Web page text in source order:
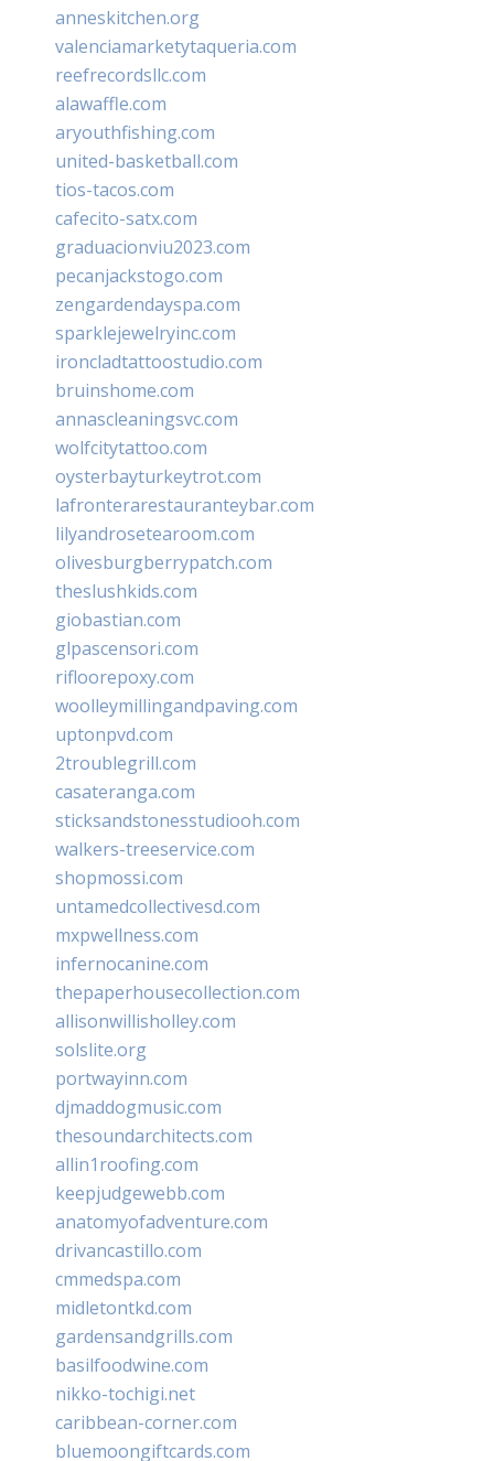
anneskitchen.org
valenciamarketytaqueria.com
reefrecordsllc.com
alawaffle.com
aryouthfishing.com
united-basketball.com
tios-tacos.com
cafecito-satx.com
graduacionviu2023.com
pecanjackstogo.com
zengardendayspa.com
sparklejewelryinc.com
ironcladtattoostudio.com
bruinshome.com
annascleaningsvc.com
wolfcitytattoo.com
oysterbayturkeytrot.com
lafronterarestauranteybar.com
lilyandrosetearoom.com
olivesburgberrypatch.com
theslushkids.com
giobastian.com
glpascensori.com
rifloorepoxy.com
woolleymillingandpaving.com
uptonpvd.com
2troublegrill.com
casateranga.com
sticksandstonesstudiooh.com
walkers-treeservice.com
shopmossi.com
untamedcollectivesd.com
mxpwellness.com
infernocanine.com
thepaperhousecollection.com
allisonwillisholley.com
solslite.org
portwayinn.com
djmaddogmusic.com
thesoundarchitects.com
allin1roofing.com
keepjudgewebb.com
anatomyofadventure.com
drivancastillo.com
cmmedspa.com
midletontkd.com
gardensandgrills.com
basilfoodwine.com
nikko-tochigi.net
caribbean-corner.com
bluemoongiftcards.com